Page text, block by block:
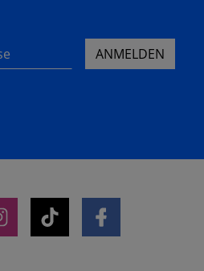
ANMELDEN